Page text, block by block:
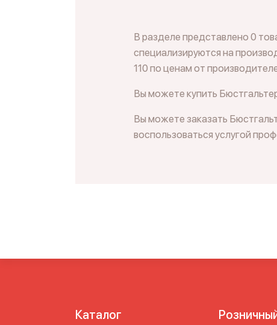
В разделе представлено 0
специализируются на
110 по ценам от
Вы можете купить
Вы можете заказать
воспользоваться услугой
Каталог